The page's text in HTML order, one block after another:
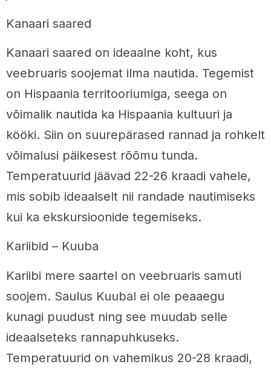
Kanaari saared
Kanaari saared on ideaalne koht, kus
veebruaris soojemat ilma nautida. Tegemist
on Hispaania territooriumiga, seega on
võimalik nautida ka Hispaania kultuuri ja
kööki. Siin on suurepärased rannad ja rohkelt
võimalusi päikesest rõõmu tunda.
Temperatuurid jäävad 22-26 kraadi vahele,
mis sobib ideaalselt nii randade nautimiseks
kui ka ekskursioonide tegemiseks.
Kariibid – Kuuba
Kariibi mere saartel on veebruaris samuti
soojem. Saulus Kuubal ei ole peaaegu
kunagi puudust ning see muudab selle
ideaalseteks rannapuhkuseks.
Temperatuurid on vahemikus 20-28 kraadi,